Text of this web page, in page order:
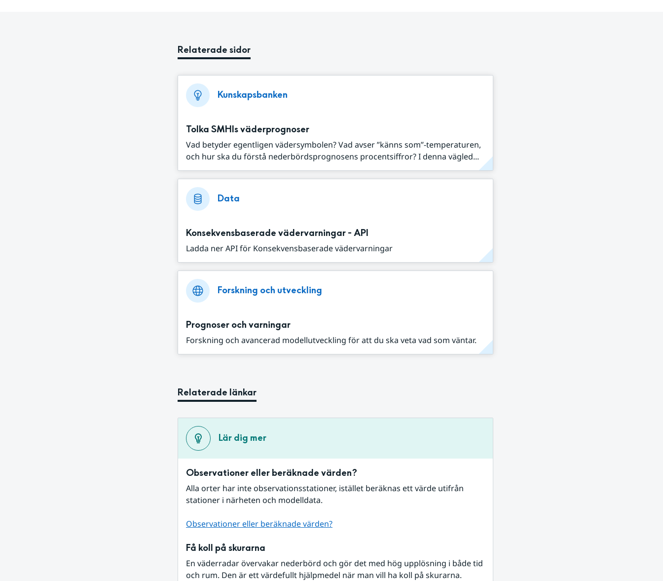
Relaterade sidor
Kunskapsbanken
Tolka SMHIs väderprognoser
Vad betyder egentligen vädersymbolen? Vad avser ”känns som”-temperaturen,
och hur ska du förstå nederbördsprognosens procentsiffror? I denna vägled...
Data
Konsekvensbaserade vädervarningar - API
Ladda ner API för Konsekvensbaserade vädervarningar
Forskning och utveckling
Prognoser och varningar
Forskning och avancerad modellutveckling för att du ska veta vad som väntar.
Relaterade länkar
Lär dig mer
Observationer eller beräknade värden?
Alla orter har inte observationsstationer, istället beräknas ett värde utifrån
stationer i närheten och modelldata.
Observationer eller beräknade värden?
Få koll på skurarna
En väderradar övervakar nederbörd och gör det med hög upplösning i både tid
och rum. Den är ett värdefullt hjälpmedel när man vill ha koll på skurarna.